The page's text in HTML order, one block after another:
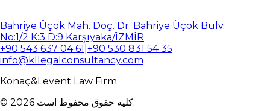
Bahriye Üçok Mah. Doç. Dr. Bahriye Üçok Bulv.
No:1/2 K:3 D:9 Karşıyaka/İZMİR
+90 543 637 04 61 +90 530 831 54 35
info@kllegalconsultancy.com
Konaç& Levent Law Firm
© 2026 کلیه حقوق محفوظ است.